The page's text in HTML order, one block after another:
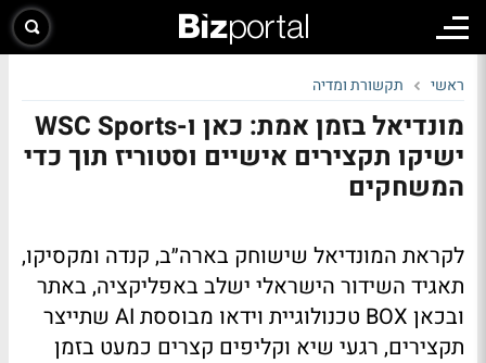
ראשי תקשורת ומדיה
מונדיאל בזמן אמת: כאן ו-WSC Sports
ישיקו תקצירים אישיים וסטוריז תוך כדי
המשחקים
לקראת המונדיאל שישוחק בארה״ב, קנדה ומקסיקו,
תאגיד השידור הישראלי ישלב באפליקציה, באתר
ובכאן BOX טכנולוגיית וידאו מבוססת AI שתייצר
תקצירים, רגעי שיא וקליפים קצרים כמעט בזמן